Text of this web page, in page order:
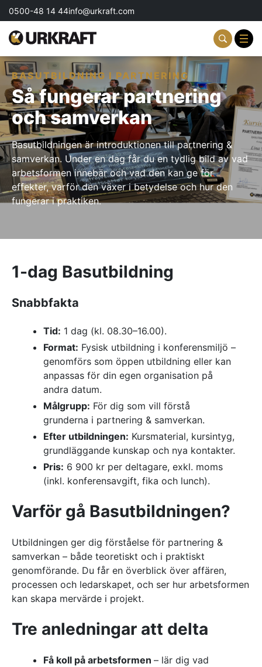
0500-48 14 44info@urkraft.com
Partnering & Samverkan
Team & Ledarskap
Event & Aktiviteter
Profil & Kommunikation
Aktuellt
Referenser
Inre hamnen etapp 2 – tillsammans bygger
vi framtidens Norrköping
Erfarenhetsåterföring skapar mervärde i
strategisk partnering
Vem leder processerna när projekten blir
allt mer komplexa?
Partnering i praktiken – Växjös nya simhall
går in i produktion
KONTAKT
Drottninggatan 6
541 31 Skövde
0500-48 14 44
info@urkraft.com
BASUTBILDNING I PARTNERING
Så fungerar partnering
och samverkan
Basutbildningen är introduktionen till partnering &
samverkan. Under en dag får du en tydlig bild av vad
arbetsformen innebär och vad den kan ge för
effekter, varför den växer i betydelse och hur den
fungerar i praktiken.
1-dag Basutbildning
Snabbfakta
Tid: 1 dag (kl. 08.30–16.00).
Format: Fysisk utbildning i konferensmiljö –
genomförs som öppen utbildning eller kan
anpassas för din egen organisation på
andra datum.
Målgrupp: För dig som vill förstå
grunderna i partnering & samverkan.
Efter utbildningen: Kursmaterial, kursintyg,
grundläggande kunskap och nya kontakter.
Pris: 6 900 kr per deltagare, exkl. moms
(inkl. konferensavgift, fika och lunch).
Varför gå Basutbildningen?
Utbildningen ger dig förståelse för partnering &
samverkan – både teoretiskt och i praktiskt
genomförande. Du får en överblick över affären,
processen och ledarskapet, och ser hur arbetsformen
kan skapa mervärde i projekt.
Tre anledningar att delta
Få koll på arbetsformen – lär dig vad